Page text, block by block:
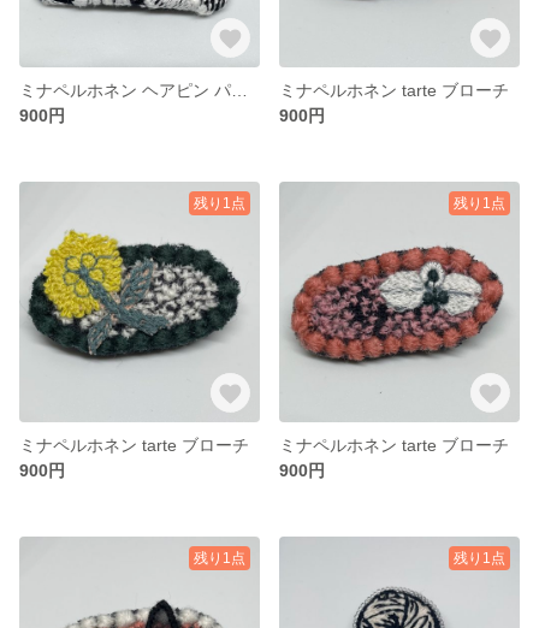
900円
ミナペルホネン tarte ブローチ
900円
残り1点
ミナペルホネン tarte ブローチ
900円
残り1点
ミナペルホネン tarte ブローチ
900円
残り1点 残り1点